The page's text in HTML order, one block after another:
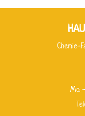
Chemie-
Mo.